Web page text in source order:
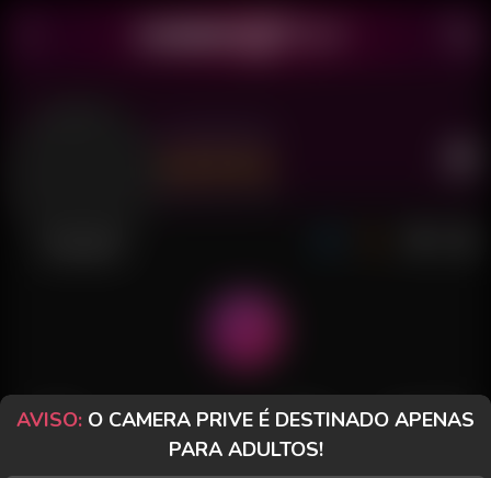
POSTS FANCLUB PAGOS AVALIAÇÕES
AVISO: O CAMERA PRIVE É DESTINADO APENAS
PARA ADULTOS!